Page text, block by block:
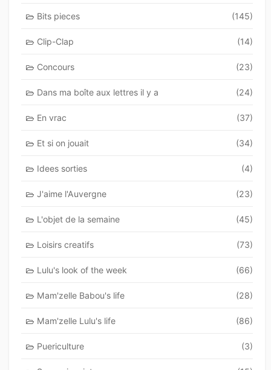
Bits pieces (145)
Clip-Clap (14)
Concours (23)
Dans ma boîte aux lettres il y a (24)
En vrac (37)
Et si on jouait (34)
Idees sorties (4)
J'aime l'Auvergne (23)
L'objet de la semaine (45)
Loisirs creatifs (73)
Lulu's look of the week (66)
Mam'zelle Babou's life (28)
Mam'zelle Lulu's life (86)
Puericulture (3)